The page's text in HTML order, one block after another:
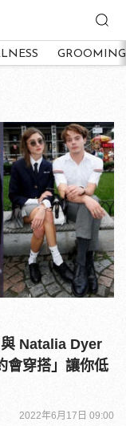
GROOMING
Natalia Dyer
會穿搭」讓你低
2022年6月17日 09:00